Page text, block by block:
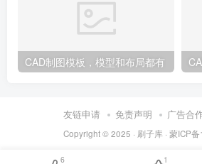
CAD制图模板，模型和布局都有
友链申请 免责声明 广告合
Copyright © 2025 · 刷子库 · 蒙ICP
6 1